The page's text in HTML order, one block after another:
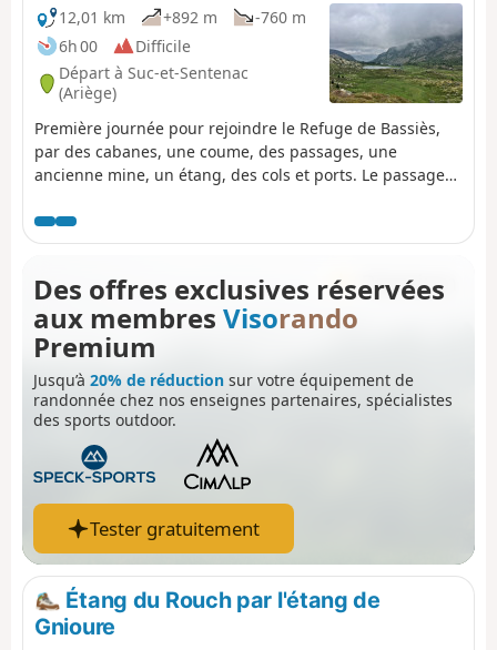
12,01 km
+892 m
-760 m
6h 00
Difficile
Départ à Suc-et-Sentenac
(Ariège)
Première journée pour rejoindre le Refuge de Bassiès,
par des cabanes, une coume, des passages, une
ancienne mine, un étang, des cols et ports. Le passage
particulièrement beau.Le cheminement se fera sur des
sentiers et chemins difficiles de part leur constitution
pratiques * De (3) à (6) sentier hors balisage avec une
déclivité de 15% et 25%, avec présence des patous à
partir du (4). De (12) à (18) un sentier balisé avec une
déclivité de 16% à 30%.Comptez 6h de marche environ.
Des offres exclusives réservées
aux membres Visorando
Premium
Jusqu’à 20% de réduction sur votre équipement de
randonnée chez nos enseignes partenaires, spécialistes
des sports outdoor.
Tester gratuitement
Étang du Rouch par l'étang de
Gnioure